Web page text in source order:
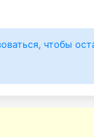
чтобы